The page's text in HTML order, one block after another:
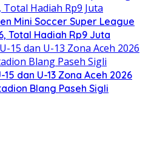
Mini Soccer Super League
Total Hadiah Rp9 Juta
dan U-13 Zona Aceh 2026
Blang Paseh Sigli